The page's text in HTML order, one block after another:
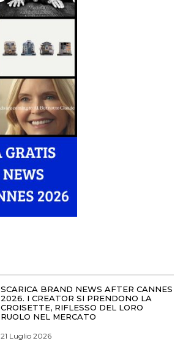
SCARICA BRAND NEWS AFTER CANNES
2026. I CREATOR SI PRENDONO LA
CROISETTE, RIFLESSO DEL LORO
RUOLO NEL MERCATO
21 Luglio 2026